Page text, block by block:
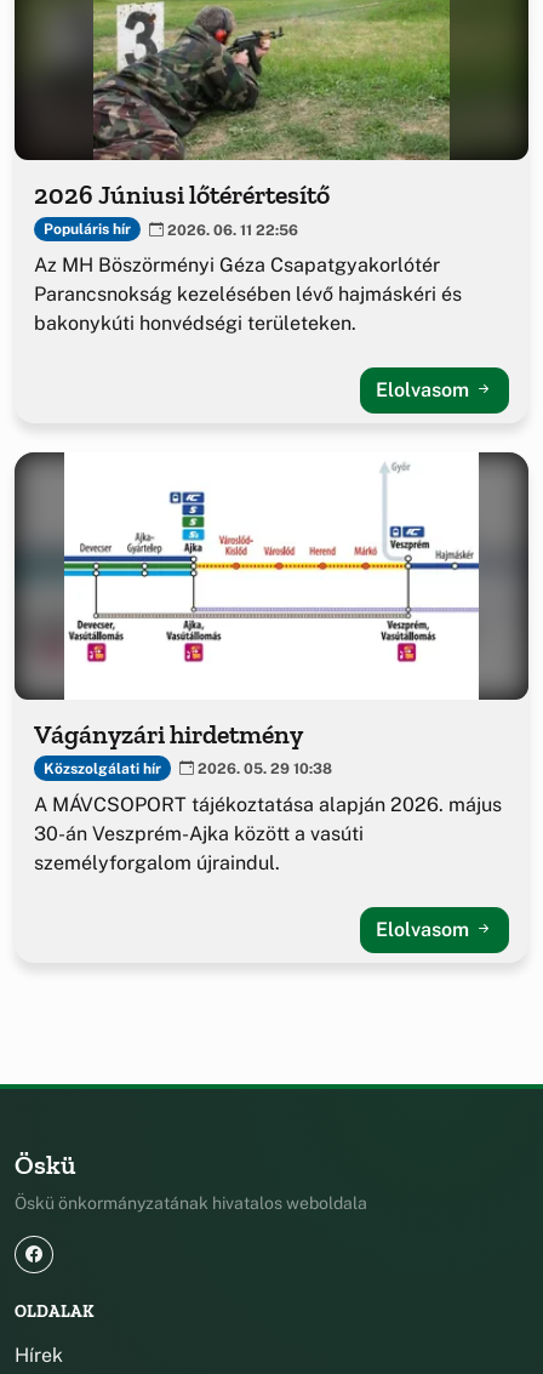
2026 Júniusi lőtérértesítő
Populáris hír 2026. 06. 11 22:56
Az MH Böszörményi Géza Csapatgyakorlótér
Parancsnokság kezelésében lévő hajmáskéri és
bakonykúti honvédségi területeken.
Elolvasom
Vágányzári hirdetmény
Közszolgálati hír 2026. 05. 29 10:38
A MÁVCSOPORT tájékoztatása alapján 2026. május
30-án Veszprém-Ajka között a vasúti
személyforgalom újraindul.
Elolvasom
Öskü
Öskü önkormányzatának hivatalos weboldala
OLDALAK
Hírek